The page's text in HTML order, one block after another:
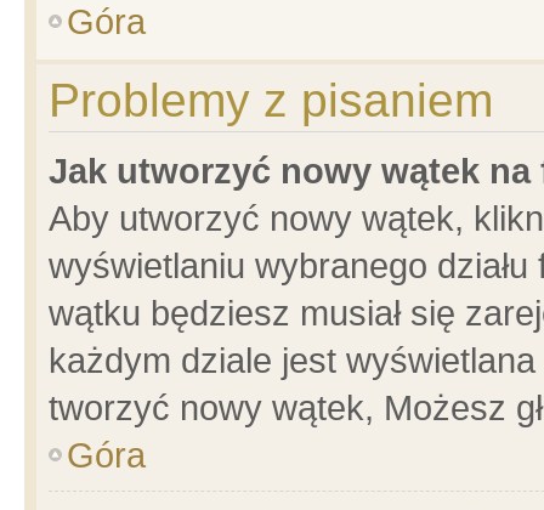
Góra
Problemy z pisaniem
Jak utworzyć nowy wątek na
Aby utworzyć nowy wątek,
wyświetlaniu wybranego
wątku będziesz musiał się
każdym dziale jest
tworzyć nowy wątek, Możesz
Góra